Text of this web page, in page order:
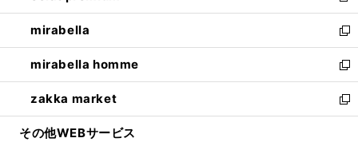
開
く
ウ
で
開
く
ン
ド
ウ
で
開
く
ウ
ィ
ン
ド
ウ
で
開
し
い
ウ
ィ
ン
ド
ウ
mirabella
新
し
い
ウ
ィ
ン
mirabella homme
新
し
い
ウ
zakka market
新
し
その他WEBサービス